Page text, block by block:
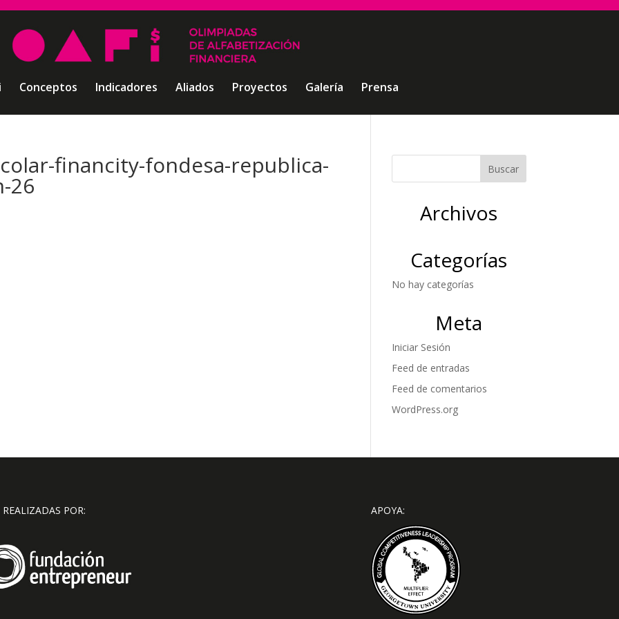
Conceptos Indicadores Aliados Proyectos Galería Prensa
financity-fondesa-republica-
26
Archivos
Categorías
No hay categorías
Meta
Iniciar Sesión
Feed de entradas
Feed de comentarios
WordPress.org
POR: APOYA: